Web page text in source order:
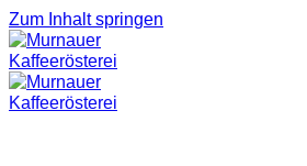
Zum Inhalt springen